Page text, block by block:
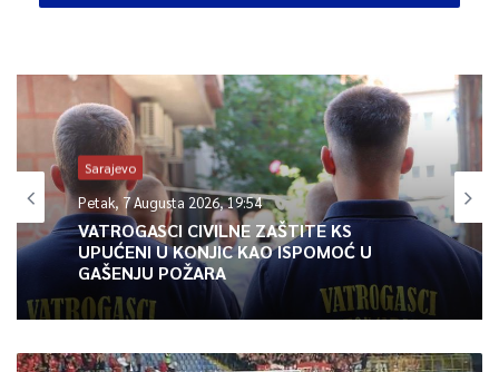
Sarajevo
Petak, 7 Augusta 2026, 19:54
VATROGASCI CIVILNE ZAŠTITE KS
UPUĆENI U KONJIC KAO ISPOMOĆ U
GAŠENJU POŽARA